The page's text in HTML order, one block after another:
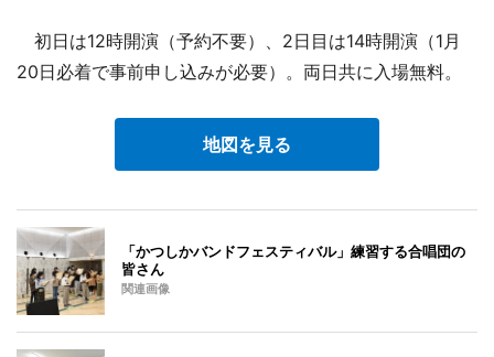
初日は12時開演（予約不要）、2日目は14時開演（1月
20日必着で事前申し込みが必要）。両日共に入場無料。
地図を見る
「かつしかバンドフェスティバル」練習する合唱団の
皆さん
関連画像